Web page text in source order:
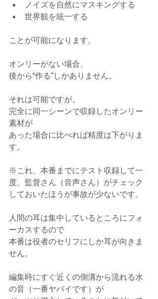
ノイズを自然にマスキングする
世界観を統一する
ことが可能になります。
オンリーがない場合、
後から“作る”しかありません。
それは可能ですが、
完全に同一シーンで収録したオンリー
素材が
あった場合に比べれば精度は下がりま
す。
※これ、本番までにテスト収録して一
度、監督さん（音声さん）がチェック
しておいたほうが事故が少ないです。
人間の耳は集中しているところにフォ
ーカスするので
本番は役者のセリフにしか耳が向きま
せん。
編集時にすぐ近くの側溝から流れる水
の音（一番ヤバイです）が